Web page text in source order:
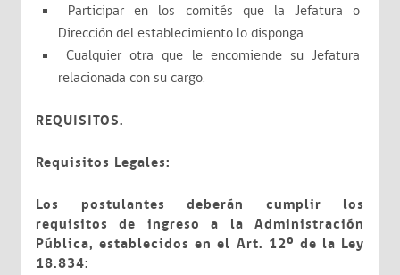
Participar en los comités que la Jefatura o
Dirección del establecimiento lo disponga.
Cualquier otra que le encomiende su Jefatura
relacionada con su cargo.
REQUISITOS.
Requisitos Legales:
Los postulantes deberán cumplir los
requisitos de ingreso a la Administración
Pública, establecidos en el Art. 12º de la Ley
18.834: